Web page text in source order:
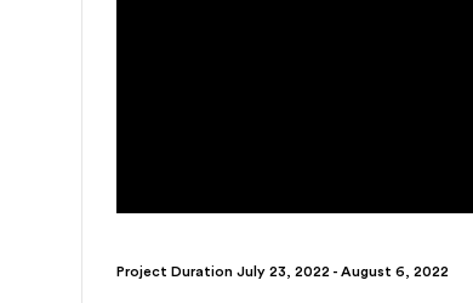
Project Duration July 23, 2022 - August 6, 2022